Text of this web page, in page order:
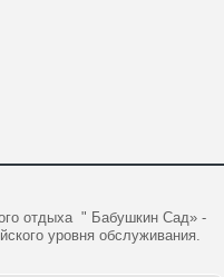
отдыха " Бабушкин Сад» -
уровня обслуживания.